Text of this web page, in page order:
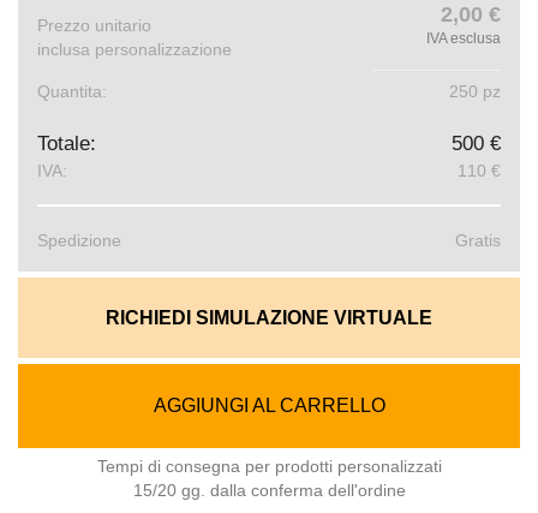
Prezzo unitario
inclusa personalizzazione
2,00 €
IVA esclusa
Quantita: 250 pz
Totale: 500 €
IVA: 110 €
Spedizione Gratis
RICHIEDI SIMULAZIONE VIRTUALE
AGGIUNGI AL CARRELLO
Tempi di consegna per prodotti personalizzati
15/20 gg. dalla conferma dell'ordine